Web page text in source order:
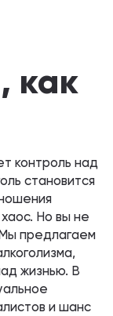
как
контроль над
становится
Но вы не
предлагаем
жизнью. В
и шанс